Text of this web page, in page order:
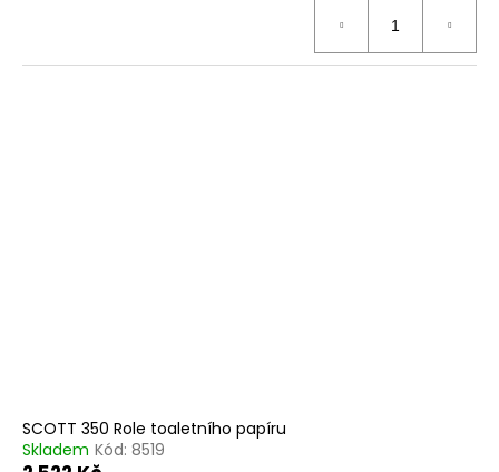
SCOTT 350 Role toaletního papíru
Skladem Kód: 8519